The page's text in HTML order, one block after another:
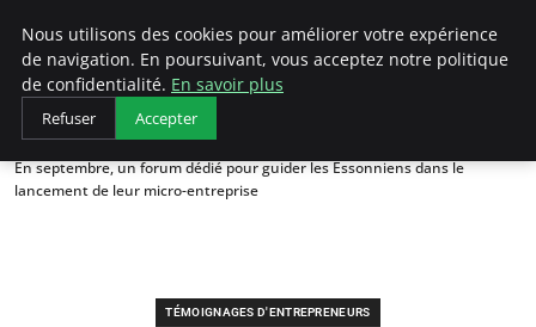
LECFCM
Accueil
Témoignages d'entrepreneurs
En septembre, un forum dédié pour guider les Essonniens dans le
lancement de leur micro-entreprise
TÉMOIGNAGES D'ENTREPRENEURS
Nous utilisons des cookies pour améliorer votre expérience
de navigation. En poursuivant, vous acceptez notre politique
de confidentialité. En savoir plus
Refuser Accepter